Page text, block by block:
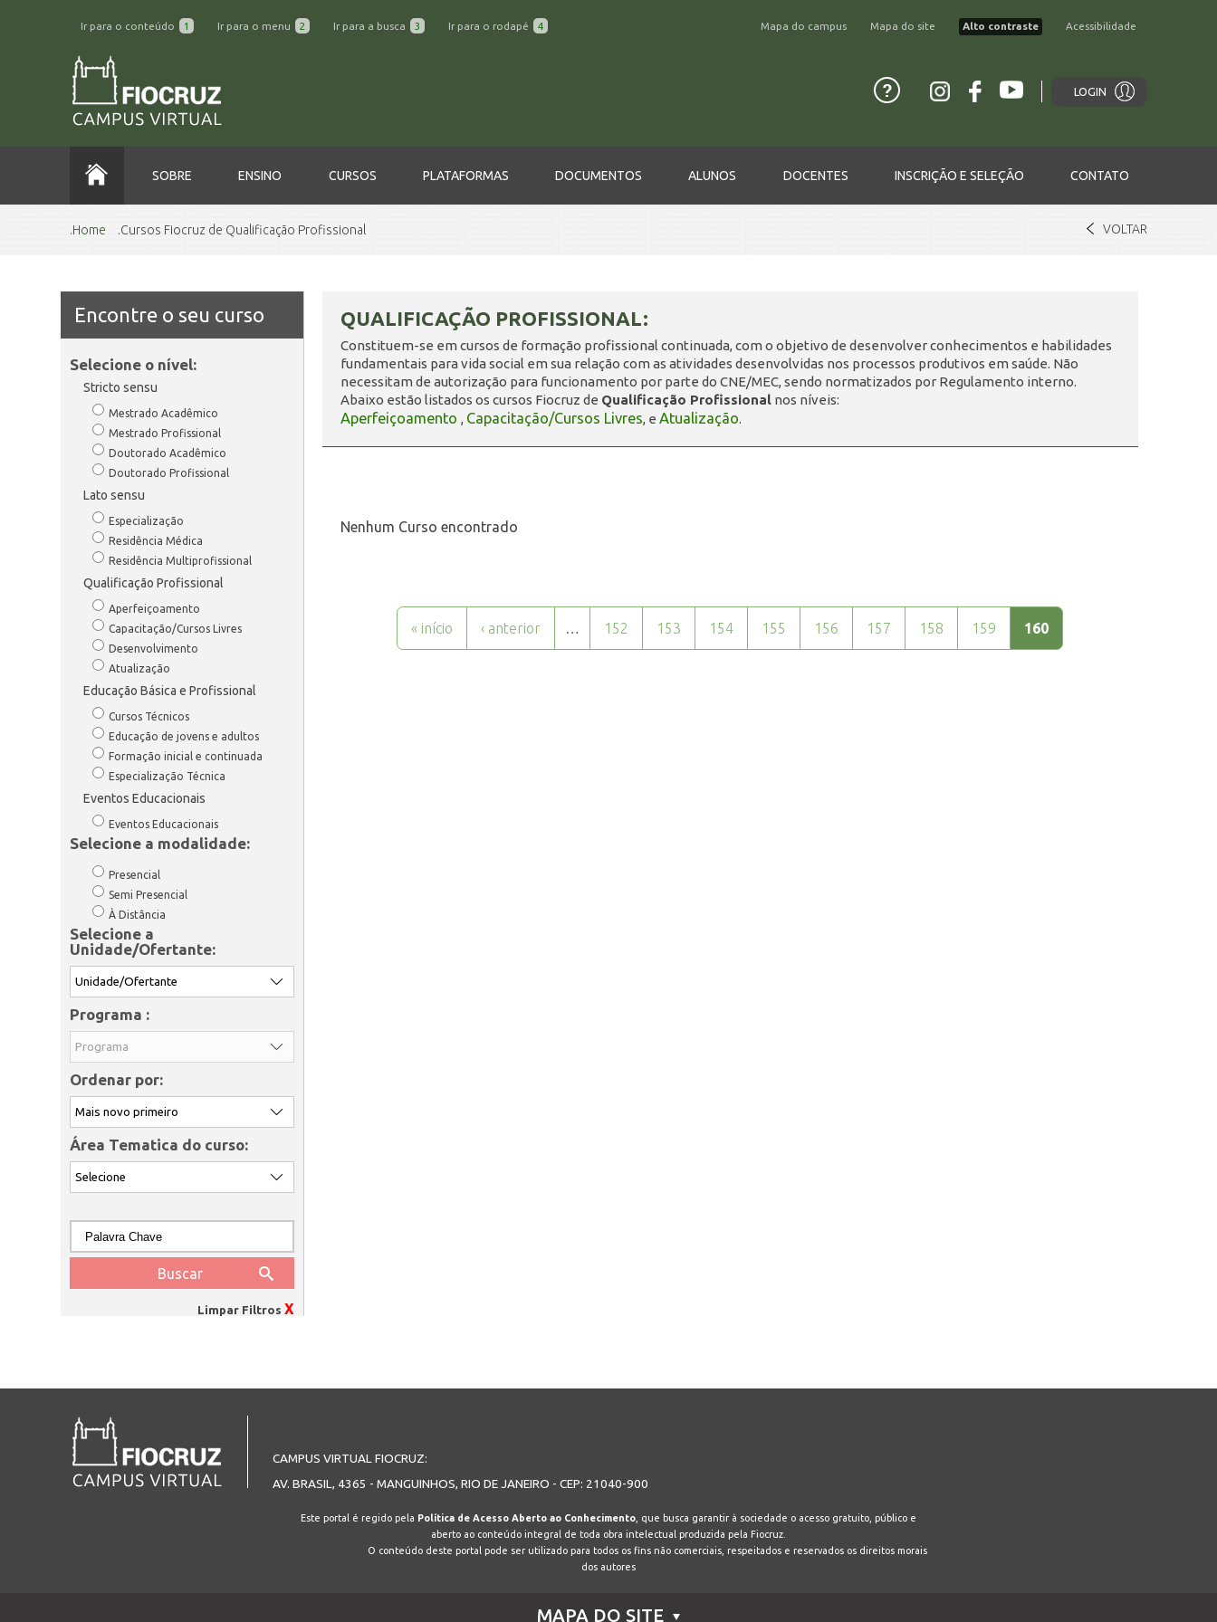
Ir para o conteúdo 1 Ir para o menu 2 Ir para a busca 3 Ir para o rodapé 4 Mapa do campus Mapa do site Alto contraste Acessibilidade
LOGIN
SOBRE ENSINO CURSOS PLATAFORMAS DOCUMENTOS ALUNOS DOCENTES INSCRIÇÃO E SELEÇÃO CONTATO
Home Cursos Fiocruz de Qualificação Profissional VOLTAR
Encontre o seu curso
Selecione o nível:
Stricto sensu
Mestrado Acadêmico
Mestrado Profissional
Doutorado Acadêmico
Doutorado Profissional
Lato sensu
Especialização
Residência Médica
Residência Multiprofissional
Qualificação Profissional
Aperfeiçoamento
Capacitação/Cursos Livres
Desenvolvimento
Atualização
Educação Básica e Profissional
Cursos Técnicos
Educação de jovens e adultos
Formação inicial e continuada
Especialização Técnica
Eventos Educacionais
Eventos Educacionais
Selecione a modalidade:
Presencial
Semi Presencial
À Distância
Selecione a
Unidade/Ofertante:
Programa :
Ordenar por:
Área Tematica do curso:
Limpar Filtros X
QUALIFICAÇÃO PROFISSIONAL:
Constituem-se em cursos de formação profissional continuada, com o objetivo de desenvolver conhecimentos e habilidades
fundamentais para vida social em sua relação com as atividades desenvolvidas nos processos produtivos em saúde. Não
necessitam de autorização para funcionamento por parte do CNE/MEC, sendo normatizados por Regulamento interno.
Abaixo estão listados os cursos Fiocruz de Qualificação Profissional nos níveis:
Aperfeiçoamento , Capacitação/Cursos Livres, e Atualização.
Nenhum Curso encontrado
« início ‹ anterior … 152 153 154 155 156 157 158 159 160
CAMPUS VIRTUAL FIOCRUZ:
AV. BRASIL, 4365 - MANGUINHOS, RIO DE JANEIRO - CEP: 21040-900
Este portal é regido pela Política de Acesso Aberto ao Conhecimento , que busca garantir à sociedade o acesso gratuito, público e
aberto ao conteúdo integral de toda obra intelectual produzida pela Fiocruz.
O conteúdo deste portal pode ser utilizado para todos os fins não comerciais, respeitados e reservados os direitos morais
dos autores
MAPA DO SITE